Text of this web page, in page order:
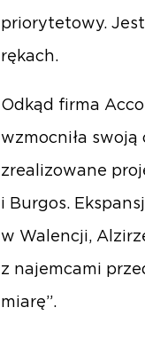
priorytetowy.
rękach.
Odkąd firma
wzmocniła
zrealizowane
i Burgos.
w Walencji,
z najemcami
miarę”.